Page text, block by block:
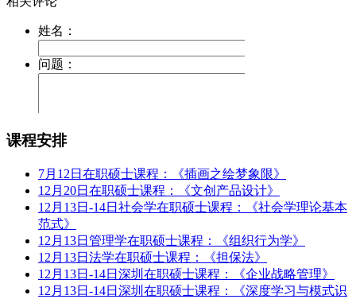
课程安排
7月12日在职硕士课程：《插画之绘梦象限》
12月20日在职硕士课程：《文创产品设计》
12月13日-14日社会学在职硕士课程：《社会学理论基本
范式》
12月13日管理学在职硕士课程：《组织行为学》
12月13日法学在职硕士课程：《担保法》
12月13日-14日深圳在职硕士课程：《企业战略管理》
12月13日-14日深圳在职硕士课程：《深度学习与模式识